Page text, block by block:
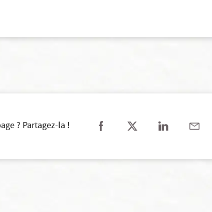
? Partagez-la !